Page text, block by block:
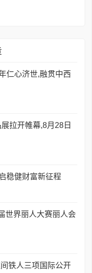
仁心济世,融贯中西
拉开帷幕,8月28日
稳健财富新征程
世界丽人大赛丽人会
铁人三项国际公开